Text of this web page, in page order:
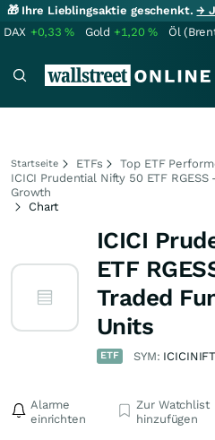
🎁 Ihre Lieblingsaktie geschenkt.→
DAX +0,33% Gold +1,20% Öl
Startseite ETFs
Top ETF
ICICI Prudential Nifty 50 ETF
Growth
Chart
ICICI
ETF
Traded
Units
ETF SYM:
Alarme
einrichten
Zur Watchlist
hinzufügen